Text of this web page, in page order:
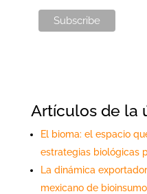
Artículos de la
El bioma: el espacio
estrategias biológicas
La dinámica
mexicano de